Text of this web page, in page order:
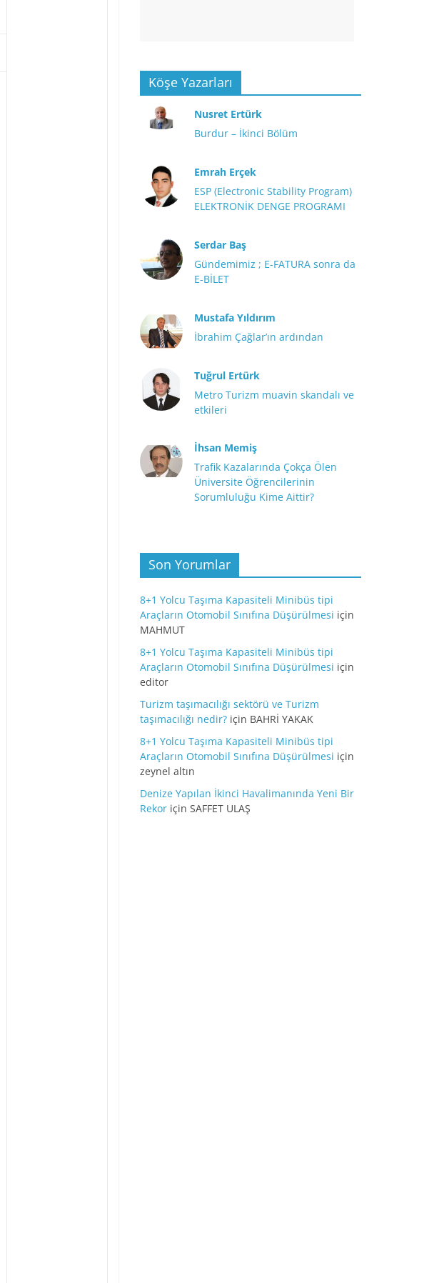
Köşe Yazarları
Nusret Ertürk
Burdur – İkinci Bölüm
Emrah Erçek
ESP (Electronic Stability Program)
ELEKTRONİK DENGE PROGRAMI
Serdar Baş
Gündemimiz ; E-FATURA sonra da
E-BİLET
Mustafa Yıldırım
İbrahim Çağlar’ın ardından
Tuğrul Ertürk
Metro Turizm muavin skandalı ve
etkileri
İhsan Memiş
Trafik Kazalarında Çokça Ölen
Üniversite Öğrencilerinin
Sorumluluğu Kime Aittir?
Son Yorumlar
8+1 Yolcu Taşıma Kapasiteli Minibüs tipi
Araçların Otomobil Sınıfına Düşürülmesi için
MAHMUT
8+1 Yolcu Taşıma Kapasiteli Minibüs tipi
Araçların Otomobil Sınıfına Düşürülmesi için
editor
Turizm taşımacılığı sektörü ve Turizm
taşımacılığı nedir? için BAHRİ YAKAK
8+1 Yolcu Taşıma Kapasiteli Minibüs tipi
Araçların Otomobil Sınıfına Düşürülmesi için
zeynel altın
Denize Yapılan İkinci Havalimanında Yeni Bir
Rekor için SAFFET ULAŞ